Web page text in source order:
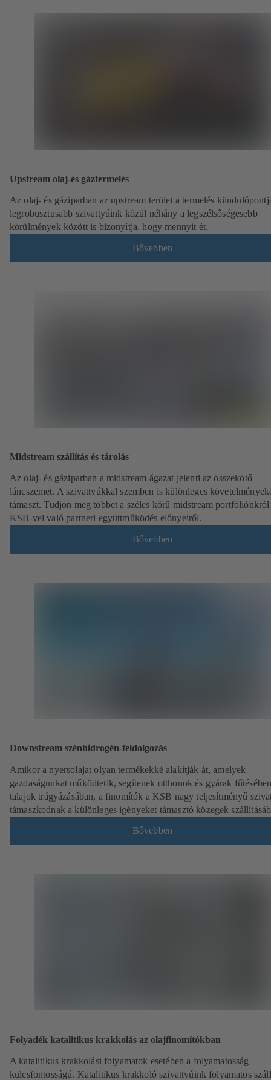
Upstream olaj-és gáztermelés
Az olaj- és gáziparban az upstream terület a termelés
legrobusztusabb szivattyúink közül néhány a legszélsőségesebb
körülmények között is bizonyítja, hogy mennyit ér.
Bővebben
Midstream szállítás és tárolás
Az olaj- és gáziparban a midstream ágazat jelenti az összekötő
láncszemet. A szivattyúkkal szemben is különleges
támaszt. Tudjon meg többet a széles körű midstream portfóliónkról
KSB-vel való partneri együttműködés előnyeiről.
Bővebben
Downstream szénhidrogén-feldolgozás
Amikor a nyersolajat olyan termékekké alakítják át, amelyek
gazdaságunkat működtetik, segítenek otthonok és gyárak
talajok trágyázásában, a finomítók a KSB nagy teljesítményű
támaszkodnak a különleges igényeket támasztó közegek
Bővebben
Folyadék katalitikus krakkolás az olajfinomítókban
A katalitikus krakkolási folyamatok esetében a folyamatosság
kulcsfontosságú. Katalitikus krakkoló szivattyúink folyamatos